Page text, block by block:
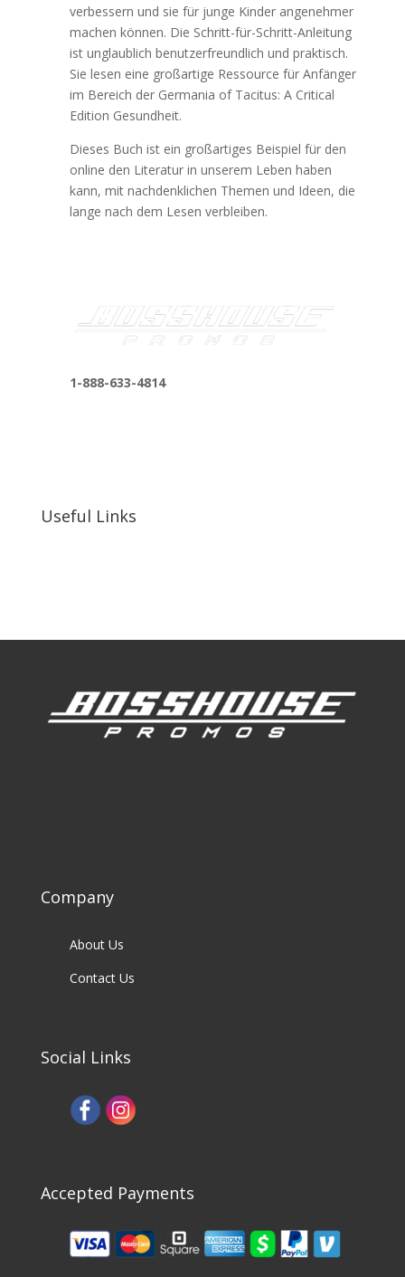
verbessern und sie für junge Kinder angenehmer
machen können. Die Schritt-für-Schritt-Anleitung
ist unglaublich benutzerfreundlich und praktisch.
Sie lesen eine großartige Ressource für Anfänger
im Bereich der Germania of Tacitus: A Critical
Edition Gesundheit.
Dieses Buch ist ein großartiges Beispiel für den
online den Literatur in unserem Leben haben
kann, mit nachdenklichen Themen und Ideen, die
lange nach dem Lesen verbleiben.
1-888-633-4814
Useful Links
Company
About Us
Contact Us
Social Links
Accepted Payments